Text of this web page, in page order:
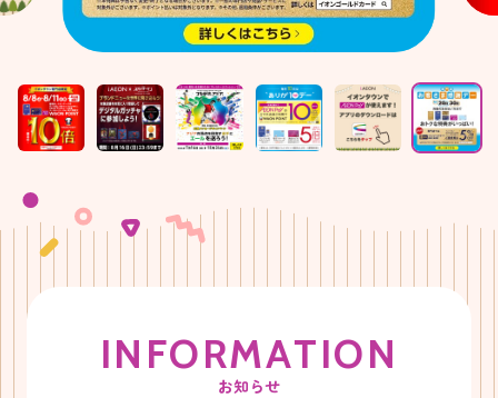
IN FORMATION
お知らせ